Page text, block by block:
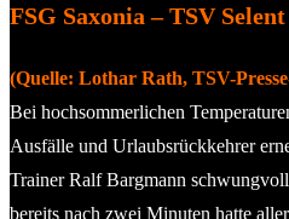
FSG Saxonia – TSV
(Quelle: Lothar Rath, TSV-
Bei hochsommerlichen
Ausfälle und Urlaubsrückkehrer
Trainer Ralf Bargmann
bereits nach zwei Minuten hatte